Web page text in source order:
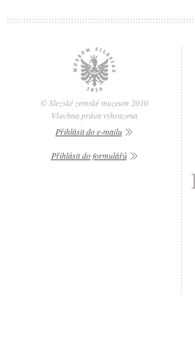
© Slezské zemské muzeum 2010
Všechna práva vyhrazena
Přihlásit do e-mailu
Přihlásit do formulářů